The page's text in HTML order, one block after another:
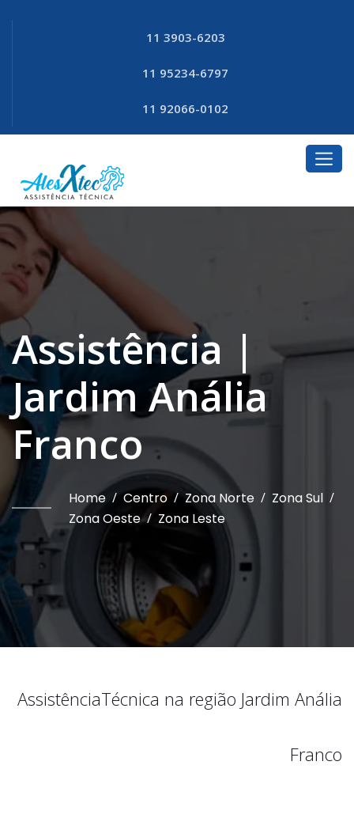
11 3903-6203
11 95234-6797
11 92066-0102
Assistência |
Jardim Anália
Franco
Home / Centro / Zona Norte / Zona Sul /
Zona Oeste / Zona Leste
AssistênciaTécnica na região Jardim Anália
Franco